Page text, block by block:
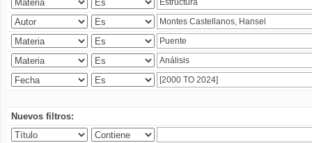
Nuevos filtros: